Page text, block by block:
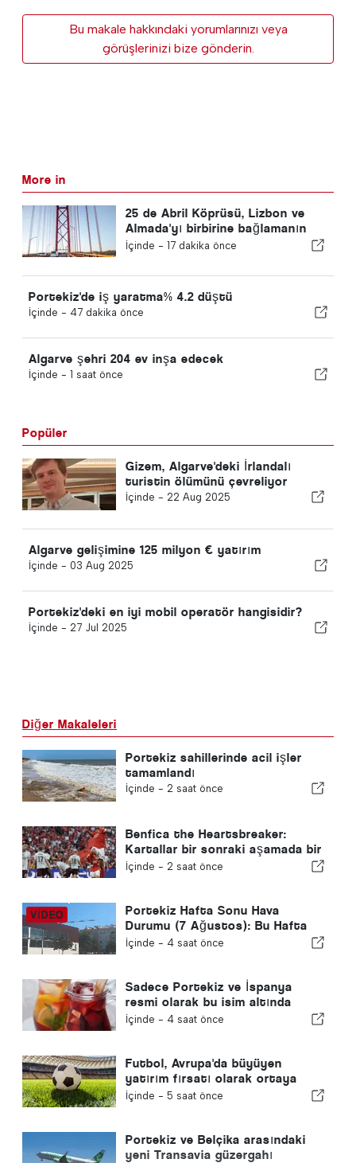
Bu makale hakkındaki yorumlarınızı veya
görüşlerinizi bize gönderin.
More in
25 de Abril Köprüsü, Lizbon ve
Almada'yı birbirine bağlamanın
60. yılını kutluyor
İçinde - 17 dakika önce
Portekiz'de iş yaratma% 4.2 düştü
İçinde - 47 dakika önce
Algarve şehri 204 ev inşa edecek
İçinde - 1 saat önce
Popüler
Gizem, Algarve'deki İrlandalı
turistin ölümünü çevreliyor
İçinde - 22 Aug 2025
Algarve gelişimine 125 milyon € yatırım
İçinde - 03 Aug 2025
Portekiz'deki en iyi mobil operatör hangisidir?
İçinde - 27 Jul 2025
Diğer Makaleleri
Portekiz sahillerinde acil işler
tamamlandı
İçinde - 2 saat önce
Benfica the Heartsbreaker:
Kartallar bir sonraki aşamada bir
ayağıyla Edinburgh'a gidiyor
İçinde - 2 saat önce
Portekiz Hafta Sonu Hava
Durumu (7 Ağustos): Bu Hafta
Sonu Portekiz'de Ne Beklenmeli
İçinde - 4 saat önce
Sadece Portekiz ve İspanya
resmi olarak bu isim altında
“sangria” satabilir
İçinde - 4 saat önce
Futbol, Avrupa'da büyüyen
yatırım fırsatı olarak ortaya
çıkıyor
İçinde - 5 saat önce
Portekiz ve Belçika arasındaki
yeni Transavia güzergahı